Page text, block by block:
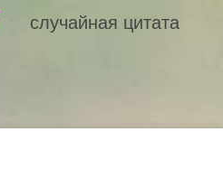
случайная цитата